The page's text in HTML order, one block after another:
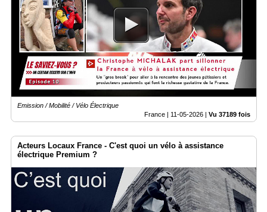
Emission / Mobilité / Vélo Électrique
France | 11-05-2026 Vu 37189 fois
Acteurs Locaux France - C'est quoi un vélo à assistance
électrique Premium ?